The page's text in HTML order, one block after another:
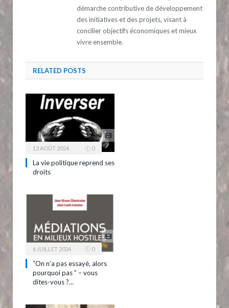
démarche contributive de développement
des initiatives et des projets, visant à
concilier objectifs économiques et mieux
vivre ensemble.
RELATED POSTS
13 AOÛT 2024 0
La vie politique reprend ses
droits
6 JUILLET 2024 0
“On n’a pas essayé, alors
pourquoi pas ” – vous
dites-vous ?…